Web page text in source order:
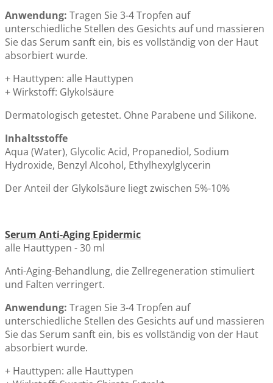
Anwendung: Tragen Sie 3-4 Tropfen auf
unterschiedliche Stellen des Gesichts auf und massieren
Sie das Serum sanft ein, bis es vollständig von der Haut
absorbiert wurde.
+ Hauttypen: alle Hauttypen
+ Wirkstoff: Glykolsäure
Dermatologisch getestet. Ohne Parabene und Silikone.
Inhaltsstoffe
Aqua (Water), Glycolic Acid, Propanediol, Sodium
Hydroxide, Benzyl Alcohol, Ethylhexylglycerin
Der Anteil der Glykolsäure liegt zwischen 5%-10%
Serum Anti-Aging Epidermic
alle Hauttypen - 30 ml
Anti-Aging-Behandlung, die Zellregeneration stimuliert
und Falten verringert.
Anwendung: Tragen Sie 3-4 Tropfen auf
unterschiedliche Stellen des Gesichts auf und massieren
Sie das Serum sanft ein, bis es vollständig von der Haut
absorbiert wurde.
+ Hauttypen: alle Hauttypen